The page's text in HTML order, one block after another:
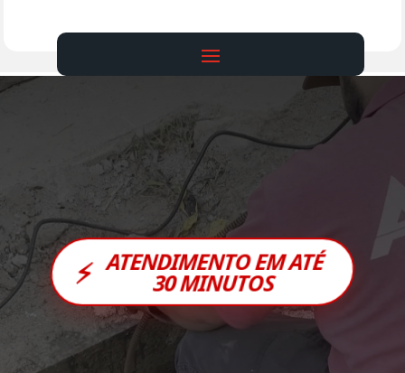
⚡ ATENDIMENTO EM ATÉ
30 MINUTOS